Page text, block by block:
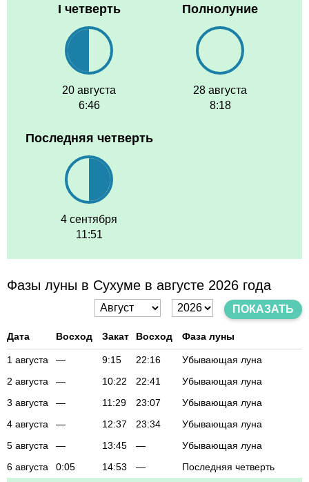
I четверть
20 августа
6:46
Полнолуние
28 августа
8:18
Последняя четверть
4 сентября
11:51
Фазы луны в Сухуме в августе 2026 года
ПОКАЗАТЬ
Дата Восход Закат Восход Фаза луны
1 августа — 9:15 22:16
Убывающая луна
2 августа
— 10:22 22:41
Убывающая луна
3 августа
— 11:29 23:07
Убывающая луна
4 августа
— 12:37 23:34
Убывающая луна
5 августа
— 13:45 —
Убывающая луна
6 августа
0:05 14:53 —
Последняя четверть